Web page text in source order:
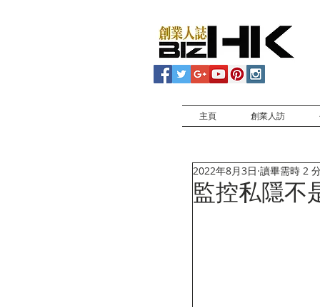
主頁 創業人訪
監控私隱不
2022年8月3日 讀畢需時 2